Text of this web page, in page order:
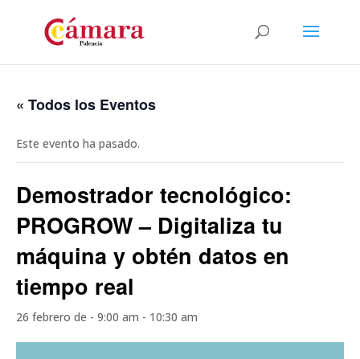
« Todos los Eventos
Este evento ha pasado.
Demostrador tecnológico:
PROGROW – Digitaliza tu
máquina y obtén datos en
tiempo real
26 febrero de - 9:00 am - 10:30 am